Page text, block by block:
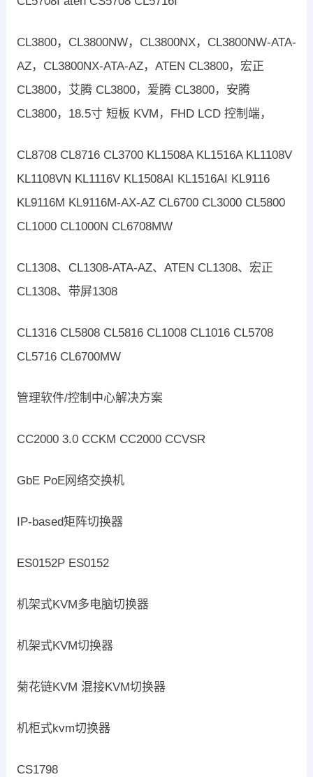
CL3800，CL3800NW，CL3800NX，CL3800NW-ATA-
AZ，CL3800NX-ATA-AZ，ATEN CL3800，宏正
CL3800，艾腾 CL3800，爱腾 CL3800，安腾
CL3800，18.5寸 短板 KVM，FHD LCD 控制端，
CL8708 CL8716 CL3700 KL1508A KL1516A KL1108V
KL1108VN KL1116V KL1508AI KL1516AI KL9116
KL9116M KL9116M-AX-AZ CL6700 CL3000 CL5800
CL1000 CL1000N CL6708MW
CL1308、CL1308-ATA-AZ、ATEN CL1308、宏正
CL1308、带屏1308
CL1316 CL5808 CL5816 CL1008 CL1016 CL5708
CL5716 CL6700MW
管理软件/控制中心解决方案
CC2000 3.0 CCKM CC2000 CCVSR
GbE PoE网络交换机
IP-based矩阵切换器
ES0152P ES0152
机架式KVM多电脑切换器
机架式KVM切换器
菊花链KVM 混接KVM切换器
机柜式kvm切换器
CS1798